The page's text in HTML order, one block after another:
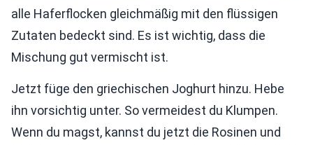
alle Haferflocken gleichmäßig mit den flüssigen
Zutaten bedeckt sind. Es ist wichtig, dass die
Mischung gut vermischt ist.
Jetzt füge den griechischen Joghurt hinzu. Hebe
ihn vorsichtig unter. So vermeidest du Klumpen.
Wenn du magst, kannst du jetzt die Rosinen und